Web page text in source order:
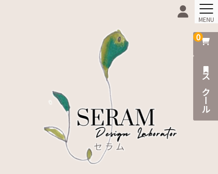
0
スクール
MENU
Home
Beginner
Online-Shop
Scholl
Information